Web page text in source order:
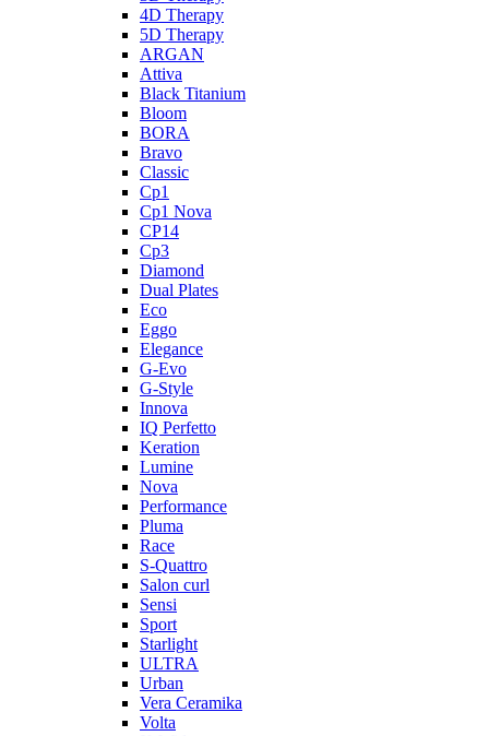
4D Therapy
5D Therapy
ARGAN
Attiva
Black Titanium
Bloom
BORA
Bravo
Classic
Cp1
Cp1 Nova
CP14
Cp3
Diamond
Dual Plates
Eco
Eggo
Elegance
G-Evo
G-Style
Innova
IQ Perfetto
Keration
Lumine
Nova
Performance
Pluma
Race
S-Quattro
Salon curl
Sensi
Sport
Starlight
ULTRA
Urban
Vera Ceramika
Volta